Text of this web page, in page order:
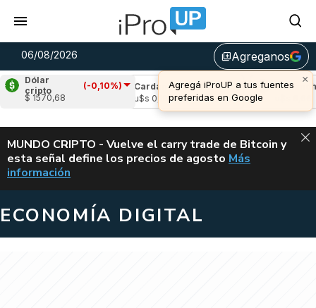
06/08/2026 library_addAgreganos
×
Agregá iProUP a tus fuentes
preferidas en Google
Dólar
cripto
(-0,10%)
$ 1570,68
(-0,71%)
Cardano
(0,29%)
u$s 0,19
Avalanche
u$s 6,66
ALERTA
MUNDO CRIPTO - Vuelve el carry trade de Bitcoin y
esta señal define los precios de agosto VUELVE EL
Más
información
ECONOMÍA DIGITAL